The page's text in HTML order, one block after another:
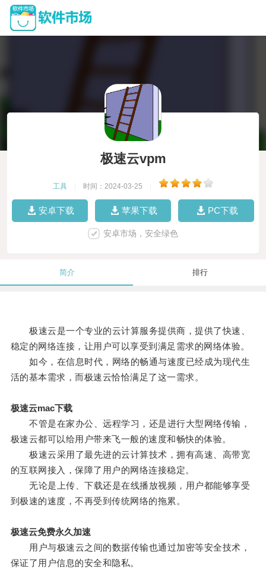
极速云vpm
工具 时间：2024-03-25
安卓下载 苹果下载 PC下载
安卓市场，安全绿色
简介 排行
极速云是一个专业的云计算服务提供商，提供了快速、
稳定的网络连接，让用户可以享受到满足需求的网络体验。
如今，在信息时代，网络的畅通与速度已经成为现代生
活的基本需求，而极速云恰恰满足了这一需求。
极速云mac下载
不管是在家办公、远程学习，还是进行大型网络传输，
极速云都可以给用户带来飞一般的速度和畅快的体验。
极速云采用了最先进的云计算技术，拥有高速、高带宽
的互联网接入，保障了用户的网络连接稳定。
无论是上传、下载还是在线播放视频，用户都能够享受
到极速的速度，不再受到传统网络的拖累。
极速云免费永久加速
用户与极速云之间的数据传输也通过加密等安全技术，
保证了用户信息的安全和隐私。